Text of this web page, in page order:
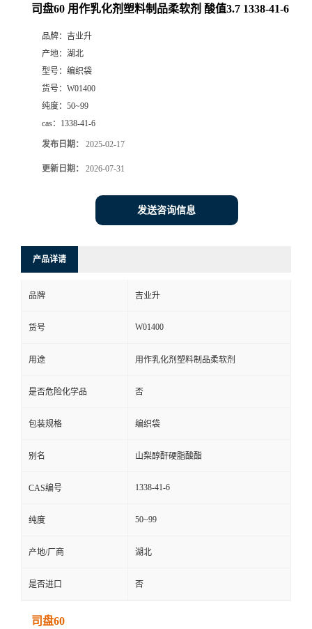
司盘60 用作乳化剂塑料制品柔软剂 酸值3.7 1338-41-6
品牌： 吉业升
产地： 湖北
型号： 编织袋
货号： W01400
纯度： 50~99
cas： 1338-41-6
发布日期： 2025-02-17
更新日期： 2026-07-31
发送咨询信息
产品详请
品牌 吉业升
货号 W01400
用途 用作乳化剂塑料制品柔软剂
是否危险化学品 否
包装规格 编织袋
别名 山梨醇酐硬脂酸酯
CAS编号 1338-41-6
纯度 50~99
产地/厂商 湖北
是否进口 否
司盘60